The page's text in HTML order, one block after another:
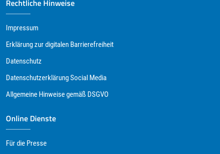
Rechtliche Hinweise
Impressum
Erklärung zur digitalen Barrierefreiheit
Datenschutz
Datenschutzerklärung Social Media
Allgemeine Hinweise gemäß DSGVO
Online Dienste
Für die Presse